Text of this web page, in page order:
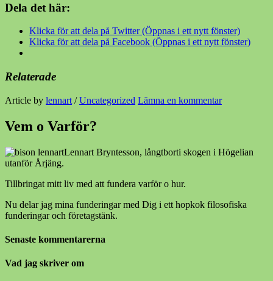
Dela det här:
Klicka för att dela på Twitter (Öppnas i ett nytt fönster)
Klicka för att dela på Facebook (Öppnas i ett nytt fönster)
Relaterade
Article by lennart /Uncategorized Lämna en kommentar
Vem o Varför?
Lennart Bryntesson, långtborti skogen i Högelian
utanför Årjäng.
Tillbringat mitt liv med att fundera varför o hur.
Nu delar jag mina funderingar med Dig i ett hopkok filosofiska
funderingar och företagstänk.
Senaste kommentarerna
Vad jag skriver om